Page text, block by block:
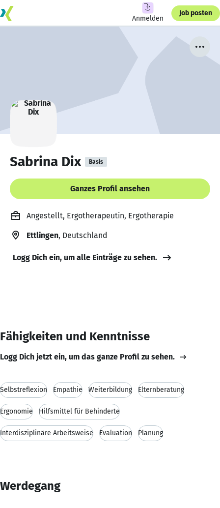
Anmelden
Job posten
Sabrina Dix Basis
Ganzes Profil ansehen
Angestellt, Ergotherapeutin, Ergotherapie
Ettlingen, Deutschland
Logg Dich ein, um alle Einträge zu sehen.
Fähigkeiten und Kenntnisse
Logg Dich jetzt ein, um das ganze Profil zu sehen.
Selbstreflexion Empathie Weiterbildung Elternberatung
Ergonomie Hilfsmittel für Behinderte
Interdisziplinäre Arbeitsweise Evaluation Planung
Werdegang